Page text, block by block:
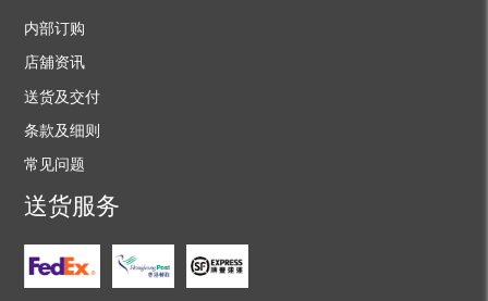
内部订购
店舖资讯
送货及交付
条款及细则
常见问题
送货服务